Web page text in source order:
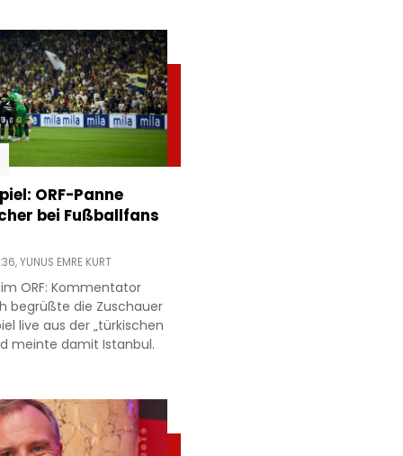
ORF-Panne
bei Fußballfans
YUNUS EMRE KURT
ORF: Kommentator
begrüßte die Zuschauer
live aus der „türkischen
meinte damit Istanbul.